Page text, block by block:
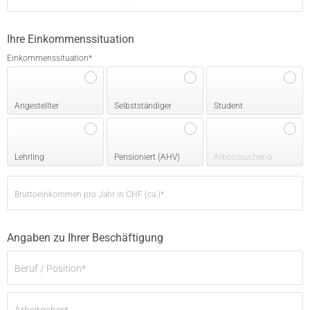
Ihre Einkommenssituation
Einkommenssituation*
Angestellter Selbstständiger Student
Lehrling Pensioniert (AHV) Arbeitssuchend
Bruttoeinkommen pro Jahr in CHF (ca.)*
Angaben zu Ihrer Beschäftigung
Beruf / Position*